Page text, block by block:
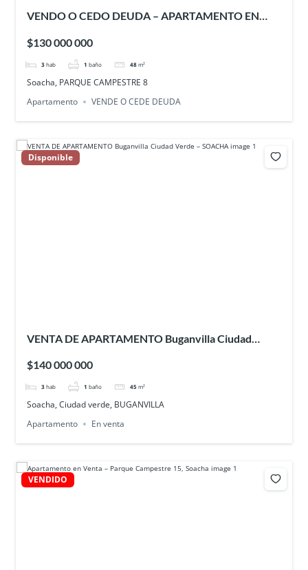
VENDO O CEDO DEUDA – APARTAMENTO EN
$130 000 000
3 hab 1 baño 48 m²
Soacha, PARQUE CAMPESTRE 8
Apartamento
VENDE O CEDE DEUDA
Disponible
VENTA DE APARTAMENTO Buganvilla Ciudad
$140 000 000
3 hab 1 baño 45 m²
Soacha, Ciudad verde, BUGANVILLA
Apartamento
En venta
VENDIDO